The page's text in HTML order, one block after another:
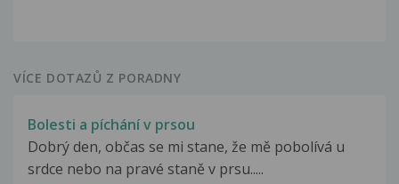
VÍCE DOTAZŮ Z PORADNY
Bolesti a píchání v prsou
Dobrý den, občas se mi stane, že mě pobolívá u
srdce nebo na pravé staně v prsu.....